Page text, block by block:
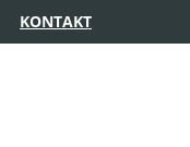
KONTAKT